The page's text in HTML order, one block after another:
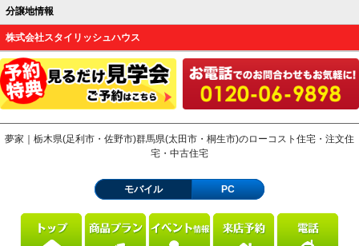
分譲地情報
株式会社スタイリッシュハウス
夢家｜栃木県(足利市・佐野市)群馬県(太田市・桐生市)のローコスト住宅・注文住
宅・中古住宅
モバイル PC